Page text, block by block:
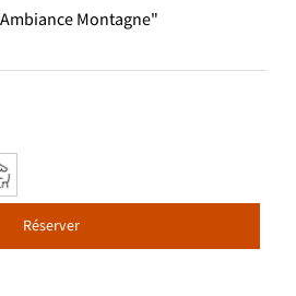
Montagne"
Réserver